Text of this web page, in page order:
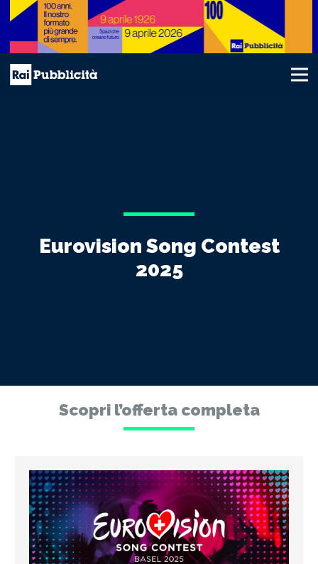
Eurovision Song Contest
2025
Scopri l’offerta completa